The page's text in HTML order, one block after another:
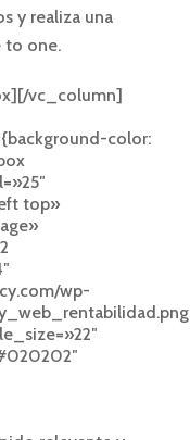
y realiza una
to one.
vc_column]
color:
top»
wp-